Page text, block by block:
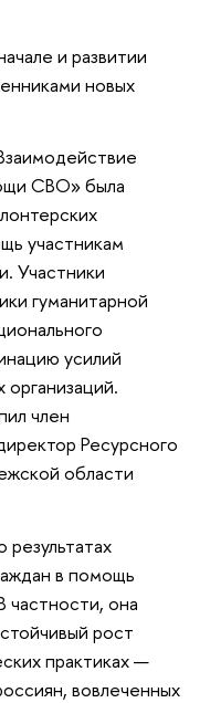
и развитии
новых
СВО» была
участникам
Участники
гуманитарной
усилий
член
Ресурсного
области
в помощь
она
рост
практиках —
вовлеченных